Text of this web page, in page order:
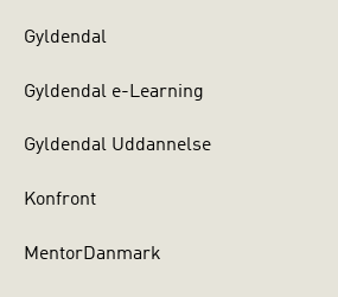
Gyldendal
Gyldendal e-Learning
Gyldendal Uddannelse
Konfront
MentorDanmark